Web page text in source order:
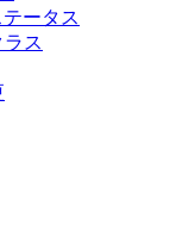
ータス
ス